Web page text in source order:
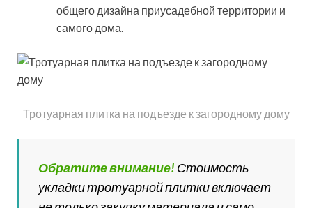
общего дизайна приусадебной территории и
самого дома.
Тротуарная плитка на подъезде к загородному дому
Обратите внимание! Стоимость
укладки тротуарной плитки включает